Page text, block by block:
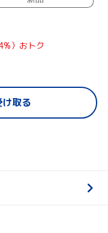
）おトク
取る